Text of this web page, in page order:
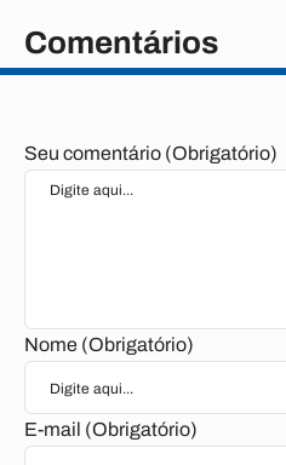
Comentários
Seu comentário (Obrigatório)
Nome (Obrigatório)
E-mail (Obrigatório)